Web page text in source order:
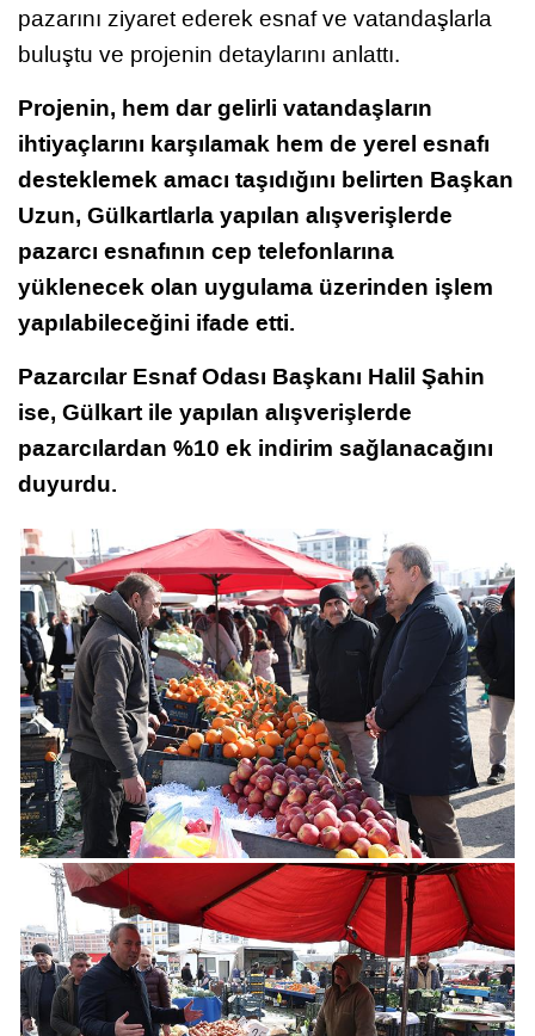
pazarını ziyaret ederek esnaf ve vatandaşlarla
buluştu ve projenin detaylarını anlattı.
Projenin, hem dar gelirli vatandaşların
ihtiyaçlarını karşılamak hem de yerel esnafı
desteklemek amacı taşıdığını belirten Başkan
Uzun, Gülkartlarla yapılan alışverişlerde
pazarcı esnafının cep telefonlarına
yüklenecek olan uygulama üzerinden işlem
yapılabileceğini ifade etti.
Pazarcılar Esnaf Odası Başkanı Halil Şahin
ise, Gülkart ile yapılan alışverişlerde
pazarcılardan %10 ek indirim sağlanacağını
duyurdu.